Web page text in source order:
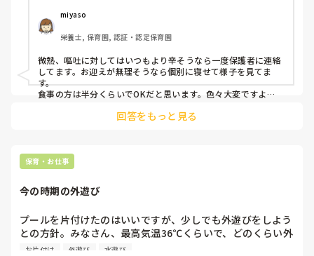
miyaso
栄養士, 保育園, 認証・認定保育園
微熱、嘔吐に対してはいつもより辛そうなら一度保護者に連絡
してます。お迎えが無理そうなら個別に寝せて様子を見てま
す。
食事の方は半分くらいでOKだと思います。色々大変ですよ
回答をもっと見る
保育・お仕事
今の時期の外遊び
プールを片付けたのはいいですが、少しでも外遊びをしよう
との方針。みなさん、最高気温36℃くらいで、どのくらい外
遊びをさせていますか？
お片付け 外遊び 水遊び